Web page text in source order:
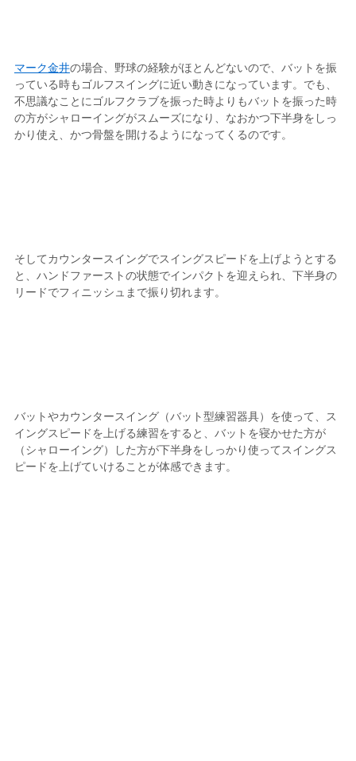
マーク金井の場合、野球の経験がほとんどないので、バットを振
っている時もゴルフスイングに近い動きになっています。でも、
不思議なことにゴルフクラブを振った時よりもバットを振った時
の方がシャローイングがスムーズになり、なおかつ下半身をしっ
かり使え、かつ骨盤を開けるようになってくるのです。
そしてカウンタースイングでスイングスピードを上げようとする
と、ハンドファーストの状態でインパクトを迎えられ、下半身の
リードでフィニッシュまで振り切れます。
バットやカウンタースイング（バット型練習器具）を使って、ス
イングスピードを上げる練習をすると、バットを寝かせた方が
（シャローイング）した方が下半身をしっかり使ってスイングス
ピードを上げていけることが体感できます。